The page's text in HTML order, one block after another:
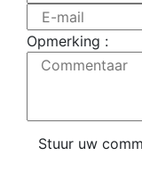
E-mail
Opmerking :
Commentaar
Stuur uw